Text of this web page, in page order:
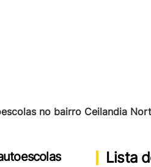
no bairro Ceilandia
Lista